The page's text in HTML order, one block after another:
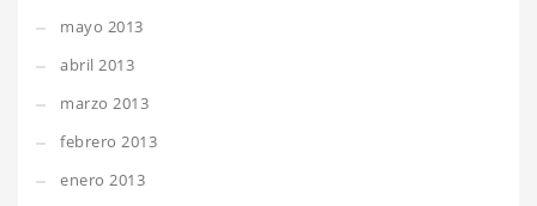
mayo 2013
abril 2013
marzo 2013
febrero 2013
enero 2013